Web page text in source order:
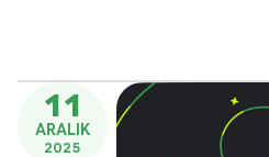
11
ARALIK
2025